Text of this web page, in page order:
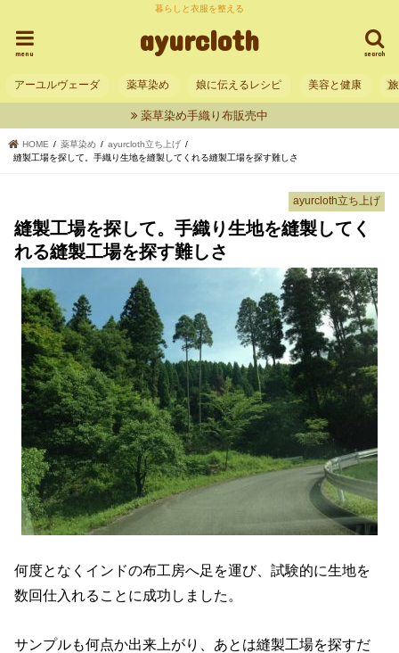
暮らしと衣服を整える
ayurcloth search
menu
アーユルヴェーダ 薬草染め 娘に伝えるレシピ 美容と健康
薬草染め手織り布販売中
HOME 薬草染め
ayurcloth立ち上げ
縫製工場を探して。手織り生地を縫製してくれる縫製工場を探す難しさ
ayurcloth立ち上げ
縫製工場を探して。手織り生地を縫製してく
れる縫製工場を探す難しさ
何度となくインドの布工房へ足を運び、試験的に生地を
数回仕入れることに成功しました。
サンプルも何点か出来上がり、あとは縫製工場を探すだ